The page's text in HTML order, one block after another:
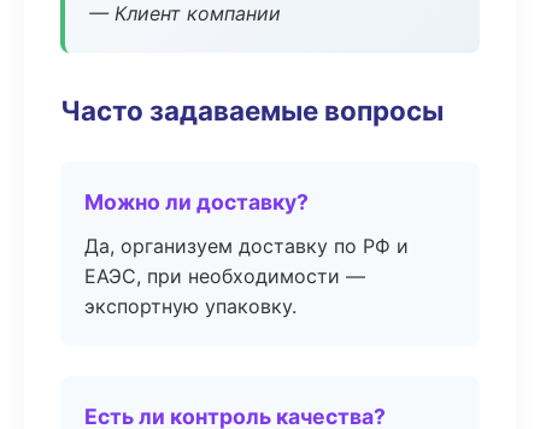
— Клиент компании
Часто задаваемые вопросы
Можно ли доставку?
Да, организуем доставку по РФ и
ЕАЭС, при необходимости —
экспортную упаковку.
Есть ли контроль качества?